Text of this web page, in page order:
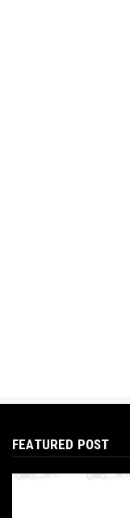
FEATURED POST